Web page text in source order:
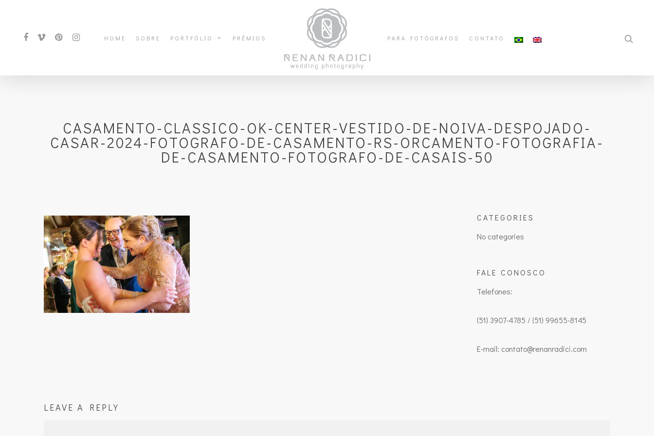
HOME SOBRE PORTFÓLIO PRÊMIOS PARA FOTÓGRAFOS CONTATO
CASAMENTO-CLASSICO-OK-CENTER-VESTIDO-DE-NOIVA-DESPOJADO-
CASAR-2024-FOTOGRAFO-DE-CASAMENTO-RS-ORCAMENTO-FOTOGRAFIA-
DE-CASAMENTO-FOTOGRAFO-DE-CASAIS-50
CATEGORIES
No categories
FALE CONOSCO
Telefones:
(51) 3907-4785 / (51) 99655-8145
E-mail: contato@renanradici.com
LEAVE A REPLY